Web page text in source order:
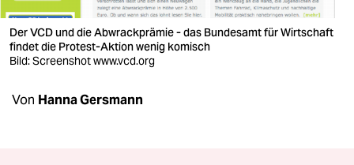
veranstaltungen
shop
fragen & hilfe
Der VCD und die Abwrackprämie - das Bundesamt für Wirtschaft
findet die Protest-Aktion wenig komisch
Bild: Screenshot www.vcd.org
Von Hanna Gersmann